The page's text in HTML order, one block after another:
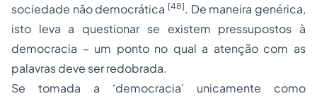
sociedade não democrática [48]. De maneira genérica,
isto leva a questionar se existem pressupostos à
democracia – um ponto no qual a atenção com as
palavras deve ser redobrada.
Se tomada a ‘democracia’ unicamente como